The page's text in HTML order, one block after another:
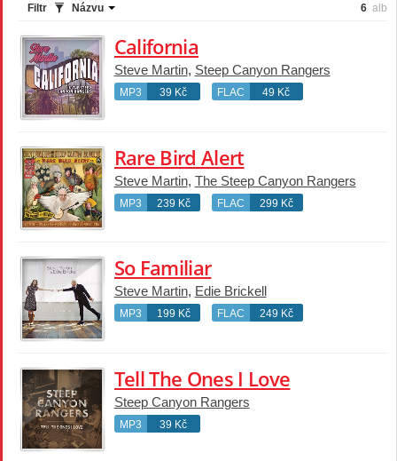
Filtr Názvu 6 alb
California
Steve Martin, Steep Canyon Rangers
MP3 39 Kč FLAC 49 Kč
Rare Bird Alert
Steve Martin, The Steep Canyon Rangers
MP3 239 Kč FLAC 299 Kč
So Familiar
Steve Martin, Edie Brickell
MP3 199 Kč FLAC 249 Kč
Tell The Ones I Love
Steep Canyon Rangers
MP3 39 Kč